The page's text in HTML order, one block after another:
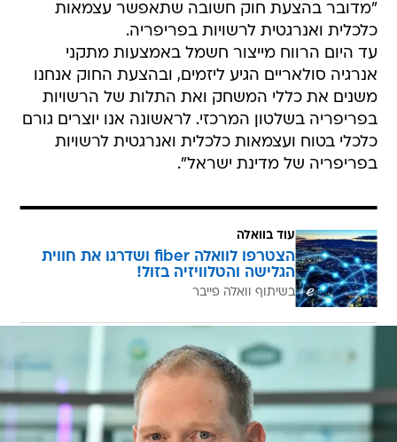
"מדובר בהצעת חוק חשובה שתאפשר עצמאות
כלכלית ואנרגטית לרשויות בפריפריה.
עד היום הרווח מייצור חשמל באמצעות מתקני
אנרגיה סולאריים הגיע ליזמים, ובהצעת החוק אנחנו
משנים את כללי המשחק ואת התלות של הרשויות
בפריפריה בשלטון המרכזי. לראשונה אנו יוצרים גורם
כלכלי בטוח ועצמאות כלכלית ואנרגטית לרשויות
בפריפריה של מדינת ישראל".
עוד בוואלה
הצטרפו לוואלה fiber ושדרגו את חווית
הגלישה והטלוויזיה בזול!
בשיתוף וואלה פייבר